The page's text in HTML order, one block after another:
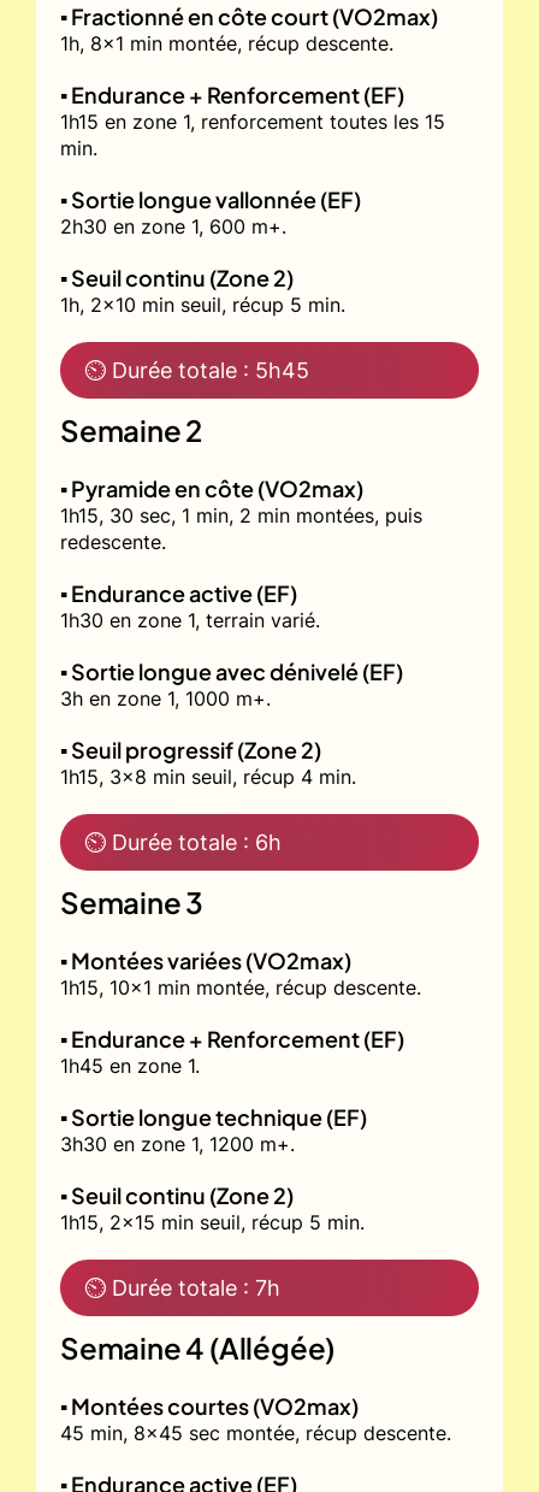
▪️ Fractionné en côte court (VO2max)
1h, 8x1 min montée, récup descente.
▪️ Endurance + Renforcement (EF)
1h15 en zone 1, renforcement toutes les 15
min.
▪️ Sortie longue vallonnée (EF)
2h30 en zone 1, 600 m+.
▪️ Seuil continu (Zone 2)
1h, 2x10 min seuil, récup 5 min.
⏲ Durée totale : 5h45
Semaine 2
▪️ Pyramide en côte (VO2max)
1h15, 30 sec, 1 min, 2 min montées, puis
redescente.
▪️ Endurance active (EF)
1h30 en zone 1, terrain varié.
▪️ Sortie longue avec dénivelé (EF)
3h en zone 1, 1000 m+.
▪️ Seuil progressif (Zone 2)
1h15, 3x8 min seuil, récup 4 min.
⏲ Durée totale : 6h
Semaine 3
▪️ Montées variées (VO2max)
1h15, 10x1 min montée, récup descente.
▪️ Endurance + Renforcement (EF)
1h45 en zone 1.
▪️ Sortie longue technique (EF)
3h30 en zone 1, 1200 m+.
▪️ Seuil continu (Zone 2)
1h15, 2x15 min seuil, récup 5 min.
⏲ Durée totale : 7h
Semaine 4 (Allégée)
▪️ Montées courtes (VO2max)
45 min, 8x45 sec montée, récup descente.
▪️ Endurance active (EF)